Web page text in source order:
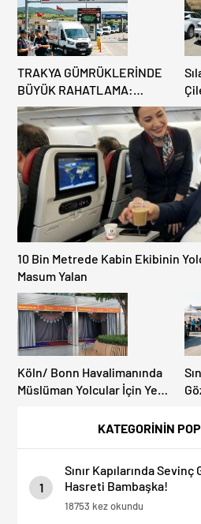
KATEGORİNİN
1
Sınır Kapılarında
Hasreti Bambaşka!
18753 kez okundu
TRAKYA GÜMRÜKLERİNDE
BÜYÜK RAHATLAMA:
DEREKÖY HAFİF TİCARİ
ARAÇLARA AÇILIYOR!
10 Bin Metrede Kabin Ekibinin
Masum Yalan
Köln/ Bonn Havalimanında
Müslüman Yolcular İçin Yeni